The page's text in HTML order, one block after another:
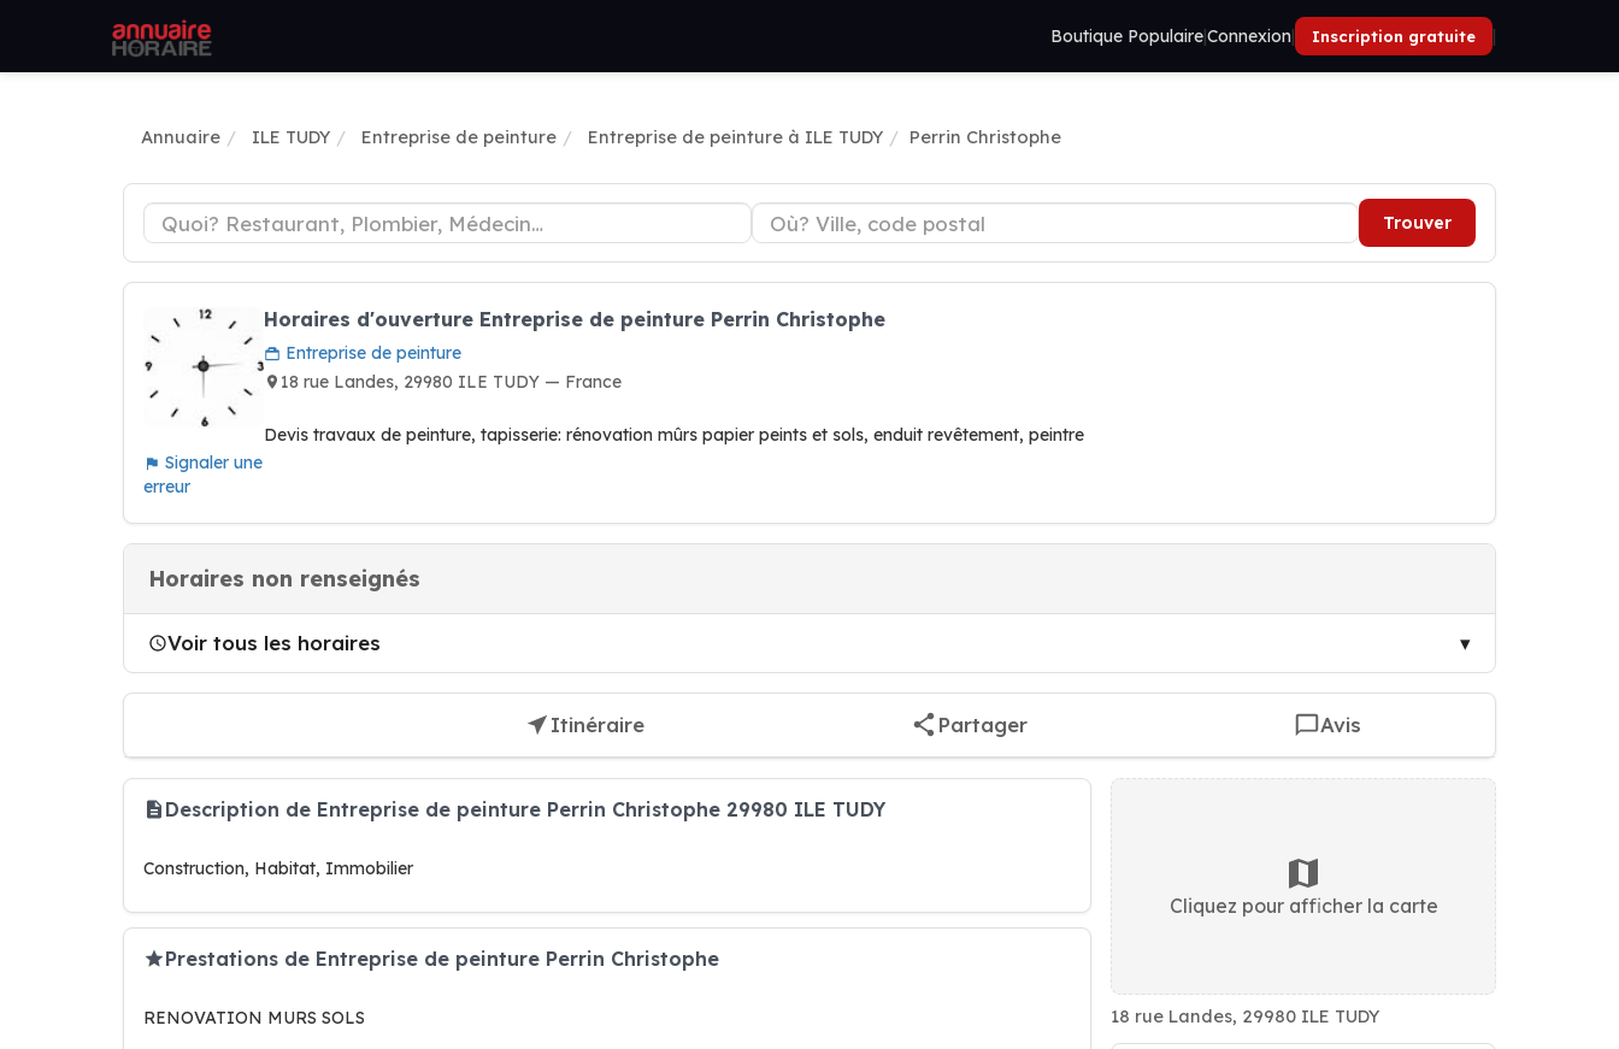
Boutique Populaire|Connexion| Inscription gratuite |
Annuaire ILE TUDY Entreprise de peinture Entreprise de peinture à ILE TUDY Perrin Christophe
Trouver
Signaler une
erreur
Horaires d'ouverture Entreprise de peinture Perrin Christophe
Entreprise de peinture
18 rue Landes, 29980 ILE TUDY — France
Devis travaux de peinture, tapisserie: rénovation mûrs papier peints et sols, enduit revêtement, peintre
Horaires non renseignés
Voir tous les horaires
Itinéraire Partager Avis
Description de Entreprise de peinture Perrin Christophe 29980 ILE TUDY
Construction, Habitat, Immobilier
Prestations de Entreprise de peinture Perrin Christophe
RENOVATION MURS SOLS
Cliquez pour afficher la carte
18 rue Landes, 29980 ILE TUDY